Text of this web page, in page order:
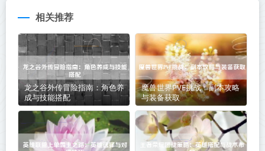
相关推荐
龙之谷外传冒险指南：角色养
成与技能搭配
魔兽世界PVE挑战：副本攻略
与装备获取